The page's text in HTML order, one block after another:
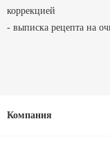
коррекцией
- выписка рецепта на
Компания